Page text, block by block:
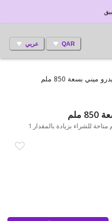
QAR عربي
بسعة 850 ملم